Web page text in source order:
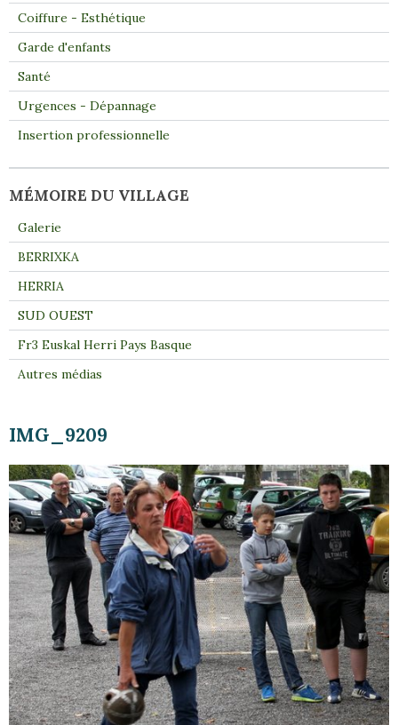
IMG_9209
Coiffure - Esthétique
Garde d'enfants
Santé
Urgences - Dépannage
Insertion professionnelle
MÉMOIRE DU VILLAGE
Galerie
BERRIXKA
HERRIA
SUD OUEST
Fr3 Euskal Herri Pays Basque
Autres médias